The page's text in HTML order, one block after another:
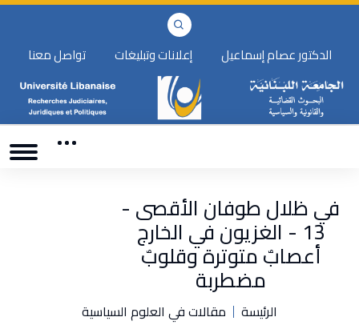
الدكتور عصام إسماعيل إعلانات وتبليغات تواصل معنا
في ظلال طوفان الأقصى -
13 - الغزيون في الخارج
أعصابٌ متوترة وقلوبٌ
مضطربة
الرئيسة مقالات في العلوم السياسية